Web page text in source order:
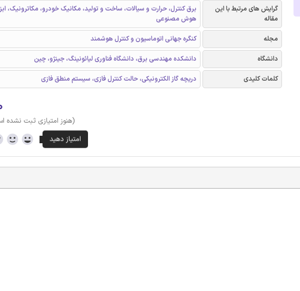
گرایش های مرتبط با این
مقاله
برق کنترل، حرارت‌ و سیالات، ساخت و تولید، مکانیک خودرو، مکاترونیک،
هوش مصنوعی
مجله
کنگره جهانی اتوماسیون و کنترل هوشمند
دانشگاه
دانشکده مهندسی برق، دانشگاه فناوری لیائونینگ، جینژو، چین
کلمات کلیدی
دریچه گاز الکترونیکی، حالت کنترل فازی، سیستم منطق فازی
(هنوز امتیازی ثبت نشده